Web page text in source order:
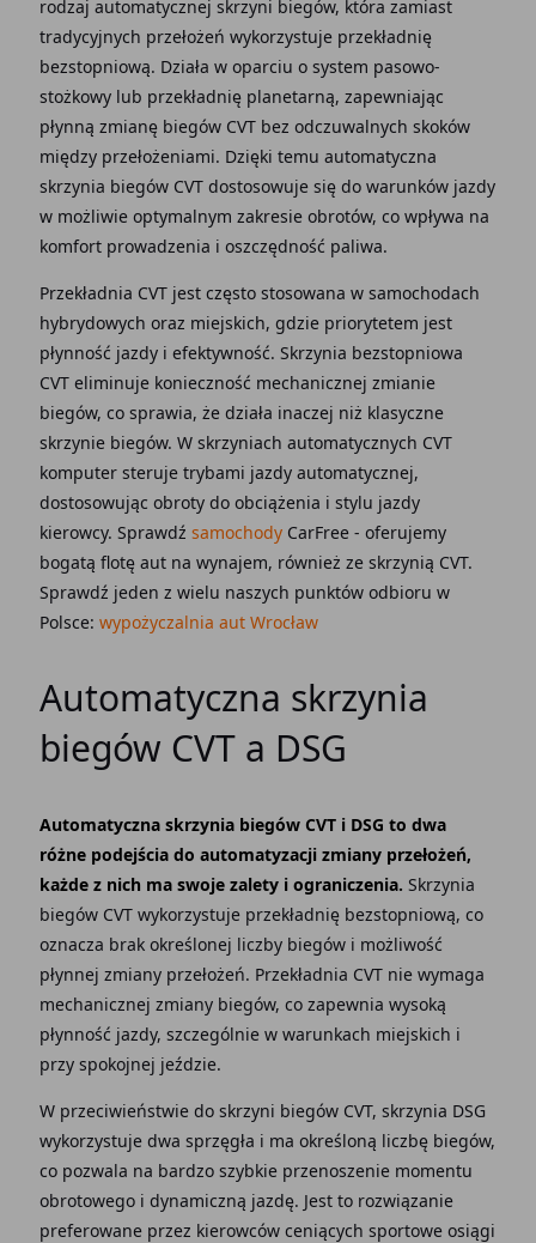
rodzaj automatycznej skrzyni biegów, która zamiast
tradycyjnych przełożeń wykorzystuje przekładnię
bezstopniową. Działa w oparciu o system pasowo-
stożkowy lub przekładnię planetarną, zapewniając
płynną zmianę biegów CVT bez odczuwalnych skoków
między przełożeniami. Dzięki temu automatyczna
skrzynia biegów CVT dostosowuje się do warunków jazdy
w możliwie optymalnym zakresie obrotów, co wpływa na
komfort prowadzenia i oszczędność paliwa.
Przekładnia CVT jest często stosowana w samochodach
hybrydowych oraz miejskich, gdzie priorytetem jest
płynność jazdy i efektywność. Skrzynia bezstopniowa
CVT eliminuje konieczność mechanicznej zmianie
biegów, co sprawia, że działa inaczej niż klasyczne
skrzynie biegów. W skrzyniach automatycznych CVT
komputer steruje trybami jazdy automatycznej,
dostosowując obroty do obciążenia i stylu jazdy
kierowcy. Sprawdź samochodyCarFree - oferujemy
bogatą flotę aut na wynajem, również ze skrzynią CVT.
Sprawdź jeden z wielu naszych punktów odbioru w
Polsce: wypożyczalnia aut Wrocław
Automatyczna skrzynia
biegów CVT a DSG
Automatyczna skrzynia biegów CVT i DSG to dwa
różne podejścia do automatyzacji zmiany przełożeń,
każde z nich ma swoje zalety i ograniczenia. Skrzynia
biegów CVT wykorzystuje przekładnię bezstopniową, co
oznacza brak określonej liczby biegów i możliwość
płynnej zmiany przełożeń. Przekładnia CVT nie wymaga
mechanicznej zmiany biegów, co zapewnia wysoką
płynność jazdy, szczególnie w warunkach miejskich i
przy spokojnej jeździe.
W przeciwieństwie do skrzyni biegów CVT, skrzynia DSG
wykorzystuje dwa sprzęgła i ma określoną liczbę biegów,
co pozwala na bardzo szybkie przenoszenie momentu
obrotowego i dynamiczną jazdę. Jest to rozwiązanie
preferowane przez kierowców ceniących sportowe osiągi